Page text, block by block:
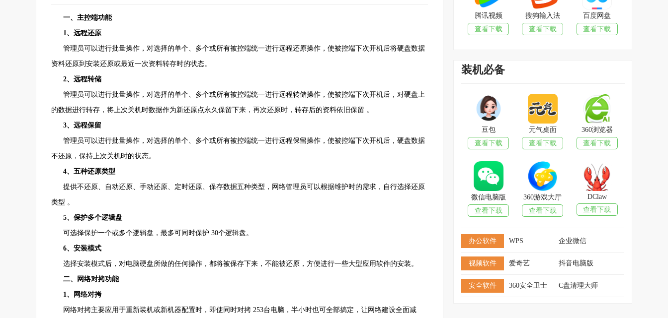
一、主控端功能
1、远程还原
管理员可以进行批量操作，对选择的单个、多个或所有被控端统一进行远程还原操作，使被控端下次开机后将硬盘数据
资料还原到安装还原或最近一次资料转存时的状态。
2、远程转储
管理员可以进行批量操作，对选择的单个、多个或所有被控端统一进行远程转储操作，使被控端下次开机后，对硬盘上
的数据进行转存，将上次关机时数据作为新还原点永久保留下来，再次还原时，转存后的资料依旧保留 。
3、远程保留
管理员可以进行批量操作，对选择的单个、多个或所有被控端统一进行远程保留操作，使被控端下次开机后，硬盘数据
不还原，保持上次关机时的状态。
4、五种还原类型
提供不还原、自动还原、手动还原、定时还原、保存数据五种类型，网络管理员可以根据维护时的需求，自行选择还原
类型 。
5、保护多个逻辑盘
可选择保护一个或多个逻辑盘，最多可同时保护 30个逻辑盘。
6、安装模式
选择安装模式后，对电脑硬盘所做的任何操作，都将被保存下来，不能被还原，方便进行一些大型应用软件的安装。
二、网络对拷功能
1、网络对拷
网络对拷主要应用于重新装机或新机器配置时，即使同时对拷 253台电脑，半小时也可全部搞定，让网络建设全面减
腾讯视频
查看下载
搜狗输入法
查看下载
百度网盘
查看下载
装机必备
豆包
查看下载
元气桌面
查看下载
360浏览器
查看下载
微信电脑版
查看下载
360游戏大厅
查看下载
DClaw
查看下载
办公软件 WPS 企业微信
视频软件 爱奇艺 抖音电脑版
安全软件 360安全卫士 C盘清理大师